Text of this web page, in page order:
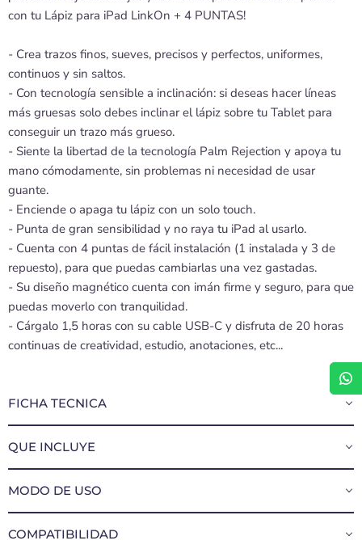
con tu Lápiz para iPad LinkOn + 4 PUNTAS!
- Crea trazos finos, sueves, precisos y perfectos, uniformes,
continuos y sin saltos.
- Con tecnología sensible a inclinación: si deseas hacer líneas
más gruesas solo debes inclinar el lápiz sobre tu Tablet para
conseguir un trazo más grueso.
- Siente la libertad de la tecnología Palm Rejection y apoya tu
mano cómodamente, sin problemas ni necesidad de usar
guante.
- Enciende o apaga tu lápiz con un solo touch.
- Punta de gran sensibilidad y no raya tu iPad al usarlo.
- Cuenta con 4 puntas de fácil instalación (1 instalada y 3 de
repuesto), para que puedas cambiarlas una vez gastadas.
- Su diseño magnético cuenta con imán firme y seguro, para que
puedas moverlo con tranquilidad.
- Cárgalo 1,5 horas con su cable USB-C y disfruta de 20 horas
continuas de creatividad, estudio, anotaciones, etc...
FICHA TECNICA
QUE INCLUYE
MODO DE USO
COMPATIBILIDAD